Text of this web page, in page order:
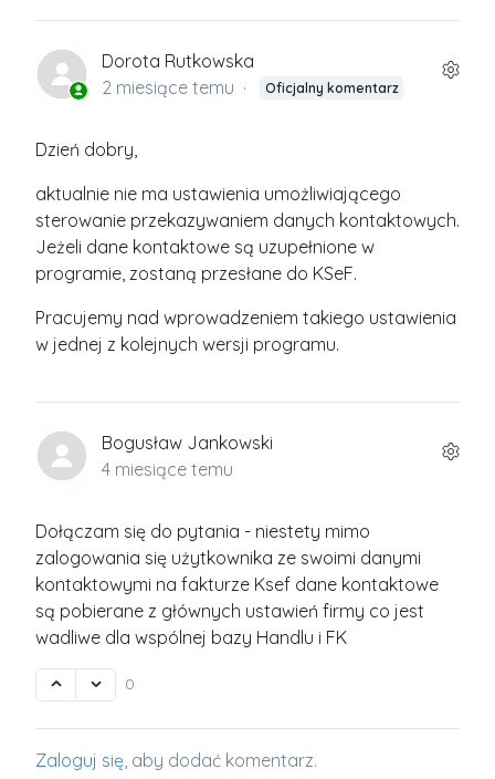
Dorota Rutkowska
2 miesiące temu
Oficjalny komentarz
Dzień dobry,
aktualnie nie ma ustawienia umożliwiającego
sterowanie przekazywaniem danych kontaktowych.
Jeżeli dane kontaktowe są uzupełnione w
programie, zostaną przesłane do KSeF.
Pracujemy nad wprowadzeniem takiego ustawienia
w jednej z kolejnych wersji programu.
Bogusław Jankowski
4 miesiące temu
Dołączam się do pytania - niestety mimo
zalogowania się użytkownika ze swoimi danymi
kontaktowymi na fakturze Ksef dane kontaktowe
są pobierane z głównych ustawień firmy co jest
wadliwe dla wspólnej bazy Handlu i FK
0
Zaloguj się, aby dodać komentarz.